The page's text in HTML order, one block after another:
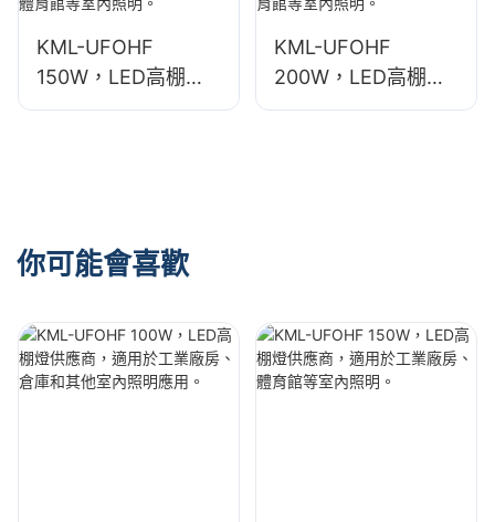
KML-UFOHF
150W，LED高棚燈
供應商，適用於工業
KML-UFOHF
200W，LED高棚燈
供應商，適用於展覽
你可能會喜歡